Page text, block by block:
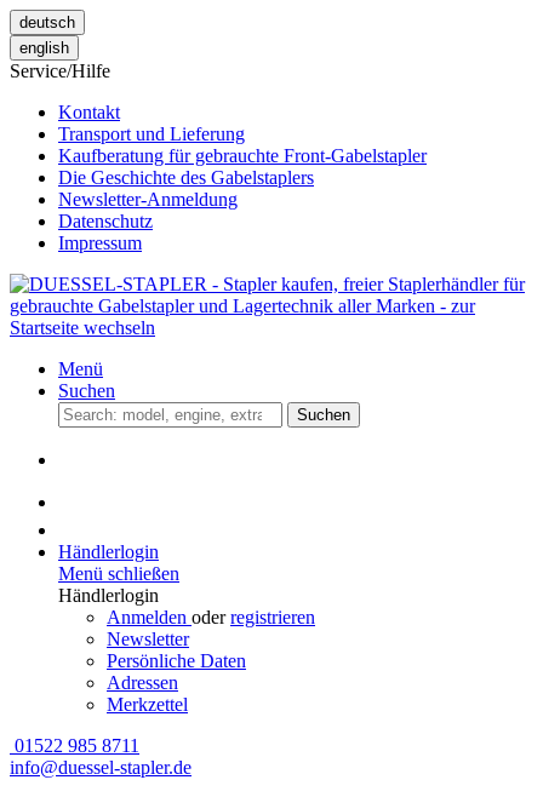
deutsch
english
Service/Hilfe
Kontakt
Transport und Lieferung
Kaufberatung für gebrauchte Front-Gabelstapler
Die Geschichte des Gabelstaplers
Newsletter-Anmeldung
Datenschutz
Impressum
Menü
Suchen
Suchen
Händlerlogin
Menü schließen
Händlerlogin
Anmelden oderregistrieren
Newsletter
Persönliche Daten
Adressen
Merkzettel
01522 985 8711
info@duessel-stapler.de